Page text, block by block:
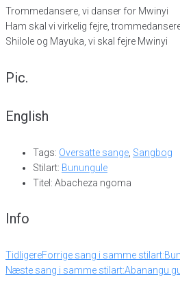
Trommedansere, vi danser for Mwinyi
Ham skal vi virkelig fejre,
Shilole og Mayuka, vi skal fejre Mwinyi
Pic.
English
Tags: Oversatte sange Sangbog
Stilart: Bunungule
Titel: Abacheza ngoma
Info
TidligereForrige sang i samme stilart:
Næste sang i samme stilart:Abanangu